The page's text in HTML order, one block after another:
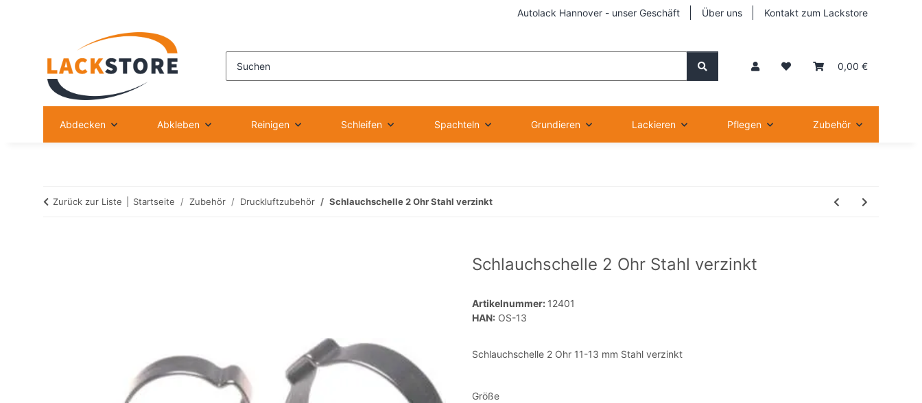
Autolack Hannover - unser Geschäft Über uns Kontakt zum Lackstore
0,00 €
Abdecken Abkleben Reinigen Schleifen Spachteln Grundieren Lackieren Pflegen Zubehör
Zurück zur Liste Startseite Zubehör Druckluftzubehör Schlauchschelle 2 Ohr Stahl verzinkt
Schlauchschelle 2 Ohr Stahl verzinkt
Artikelnummer: 12401
HAN: OS-13
Schlauchschelle 2 Ohr 11-13 mm Stahl verzinkt
Größe